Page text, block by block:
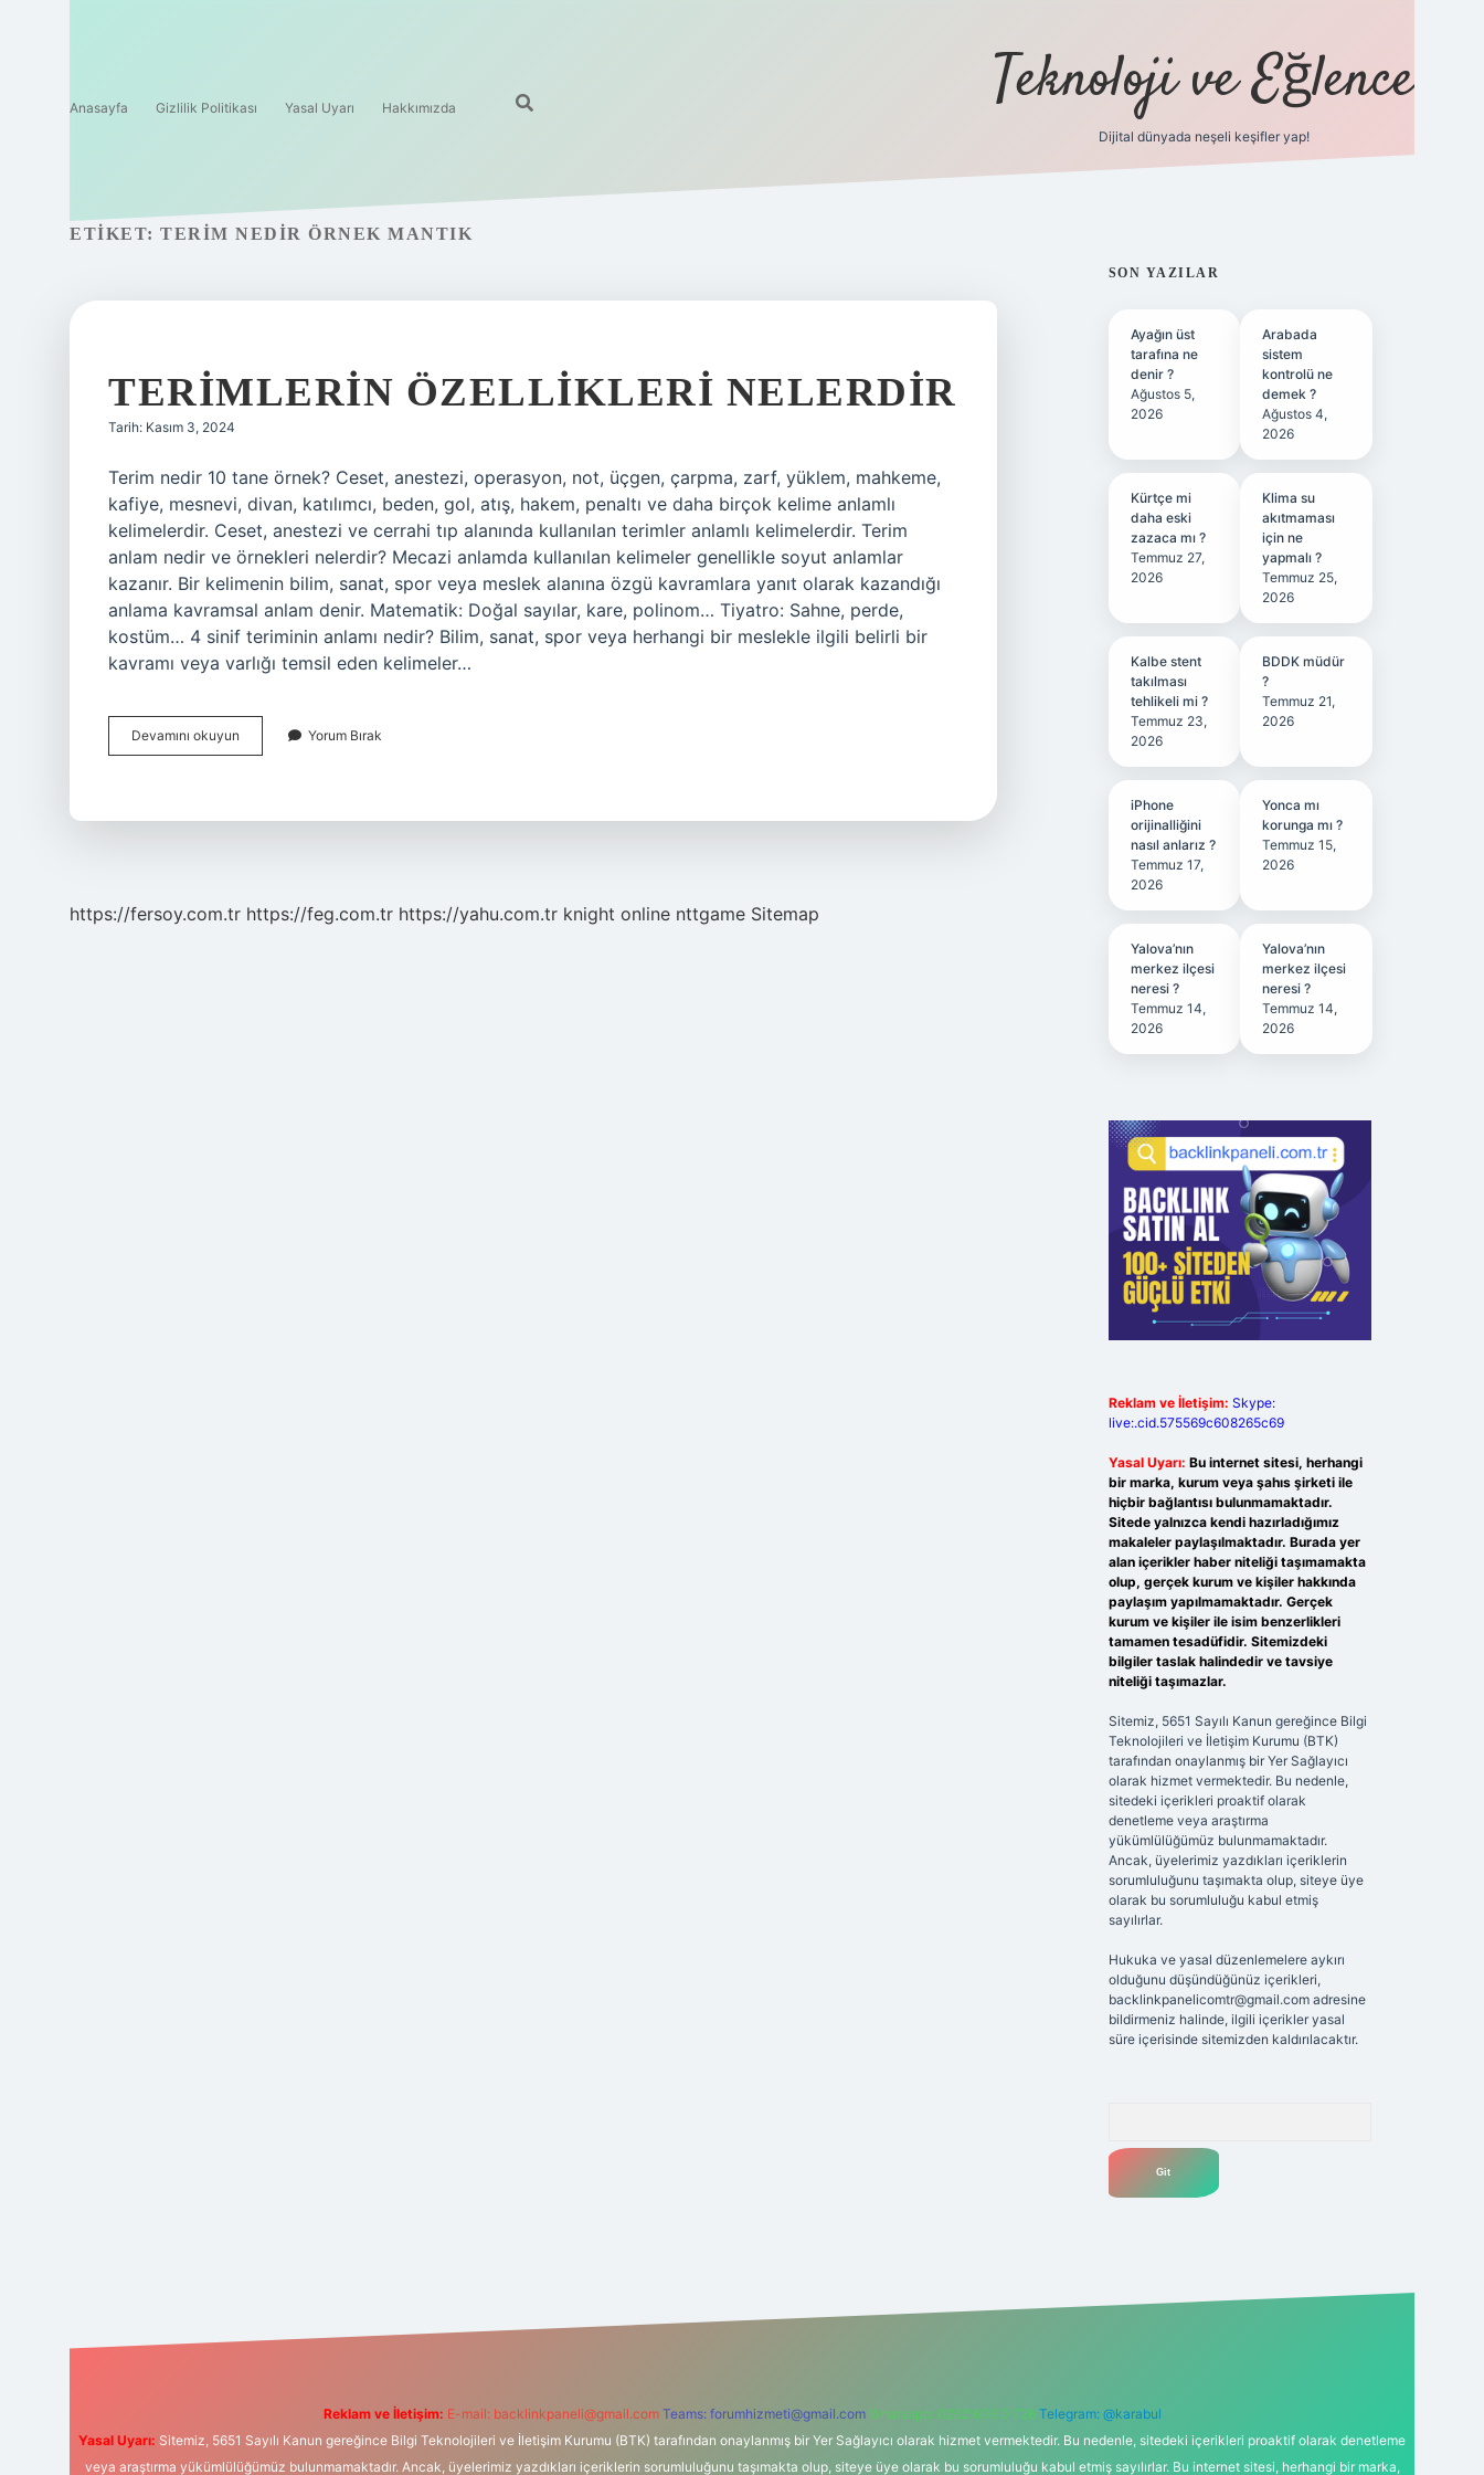
Anasayfa Gizlilik Politikası Yasal Uyarı Hakkımızda Teknoloji ve Eğlence
Dijital dünyada neşeli keşifler yap!
ETIKET: TERIM NEDIR ÖRNEK MANTIK
TERIMLERIN ÖZELLIKLERI NELERDIR
Tarih: Kasım 3, 2024
Terim nedir 10 tane örnek? Ceset, anestezi, operasyon, not, üçgen, çarpma, zarf, yüklem, mahkeme,
kafiye, mesnevi, divan, katılımcı, beden, gol, atış, hakem, penaltı ve daha birçok kelime anlamlı
kelimelerdir. Ceset, anestezi ve cerrahi tıp alanında kullanılan terimler anlamlı kelimelerdir. Terim
anlam nedir ve örnekleri nelerdir? Mecazi anlamda kullanılan kelimeler genellikle soyut anlamlar
kazanır. Bir kelimenin bilim, sanat, spor veya meslek alanına özgü kavramlara yanıt olarak kazandığı
anlama kavramsal anlam denir. Matematik: Doğal sayılar, kare, polinom… Tiyatro: Sahne, perde,
kostüm… 4 sinif teriminin anlamı nedir? Bilim, sanat, spor veya herhangi bir meslekle ilgili belirli bir
kavramı veya varlığı temsil eden kelimeler…
Devamını okuyun Terimlerin
Özellikleri
Yorum Bırak
https://fersoy.com.tr https://feg.com.tr https://yahu.com.tr knight online nttgame Sitemap
SIDEBAR
SON YAZILAR
Ayağın üst
tarafına ne
denir ?
Ağustos 5,
2026
Arabada
sistem
kontrolü ne
demek ?
Ağustos 4,
2026
Kürtçe mi
daha eski
zazaca mı ?
Temmuz 27,
2026
Klima su
akıtmaması
için ne
yapmalı ?
Temmuz 25,
2026
Kalbe stent
takılması
tehlikeli mi ?
Temmuz 23,
2026
BDDK müdür
?
Temmuz 21,
2026
iPhone
orijinalliğini
nasıl anlarız ?
Temmuz 17,
2026
Yonca mı
korunga mı ?
Temmuz 15,
2026
Yalova’nın
merkez ilçesi
neresi ?
Temmuz 14,
2026
Yalova’nın
merkez ilçesi
neresi ?
Temmuz 14,
2026
Reklam ve İletişim: Skype:
live:.cid.575569c608265c69
Yasal Uyarı: Bu internet sitesi, herhangi
bir marka, kurum veya şahıs şirketi ile
hiçbir bağlantısı bulunmamaktadır.
Sitede yalnızca kendi hazırladığımız
makaleler paylaşılmaktadır. Burada yer
alan içerikler haber niteliği taşımamakta
olup, gerçek kurum ve kişiler hakkında
paylaşım yapılmamaktadır. Gerçek
kurum ve kişiler ile isim benzerlikleri
tamamen tesadüfidir. Sitemizdeki
bilgiler taslak halindedir ve tavsiye
niteliği taşımazlar.
Sitemiz, 5651 Sayılı Kanun gereğince Bilgi
Teknolojileri ve İletişim Kurumu (BTK)
tarafından onaylanmış bir Yer Sağlayıcı
olarak hizmet vermektedir. Bu nedenle,
sitedeki içerikleri proaktif olarak
denetleme veya araştırma
yükümlülüğümüz bulunmamaktadır.
Ancak, üyelerimiz yazdıkları içeriklerin
sorumluluğunu taşımakta olup, siteye üye
olarak bu sorumluluğu kabul etmiş
sayılırlar.
Hukuka ve yasal düzenlemelere aykırı
olduğunu düşündüğünüz içerikleri,
backlinkpanelicomtr@gmail.comadresine
bildirmeniz halinde, ilgili içerikler yasal
süre içerisinde sitemizden kaldırılacaktır.
Reklam ve İletişim: E-mail: backlinkpaneli@gmail.com Teams: forumhizmeti@gmail.com Whatsapp: 0262 606 0 726 Telegram: @karabul
Yasal Uyarı: Sitemiz, 5651 Sayılı Kanun gereğince Bilgi Teknolojileri ve İletişim Kurumu (BTK) tarafından onaylanmış bir Yer Sağlayıcı olarak hizmet vermektedir. Bu nedenle, sitedeki içerikleri proaktif olarak denetleme
veya araştırma yükümlülüğümüz bulunmamaktadır. Ancak, üyelerimiz yazdıkları içeriklerin sorumluluğunu taşımakta olup, siteye üye olarak bu sorumluluğu kabul etmiş sayılırlar. Bu internet sitesi, herhangi bir marka,